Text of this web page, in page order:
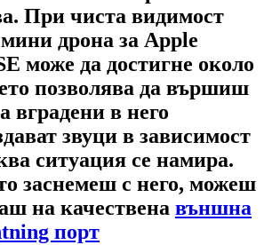
При чиста видимост
дрона за Apple
може да достигне около
позволява да вършиш
вградени в него
звуци в зависимост
ситуация се намира.
заснемеш с него, можеш
на качествена външна
порт